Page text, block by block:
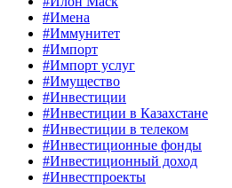
#Имена
#Иммунитет
#Импорт
#Импорт услуг
#Имущество
#Инвестиции
#Инвестиции в Казахстане
#Инвестиции в телеком
#Инвестиционные фонды
#Инвестиционный доход
#Инвестпроекты